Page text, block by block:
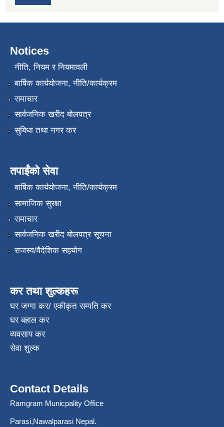
Notices
नीति, नियम र नियमावली
बार्षिक कार्ययोजना, नीति/कार्यक्रम
समाचार
सार्वजनिक खरीद बोलपत्र
सुबिधा तथा नगर कर
तपाईंको सेवा
बार्षिक कार्ययोजना, नीति/कार्यक्रम
सामाजिक सुरक्षा
समाचार
सार्वजनिक खरीद बोलपत्र सूचना
राजस्व/वैदेशिक सहयोग
कर तथा शुल्कहरू
घर जग्गा कर/ एकीकृत सम्पति कर
घर बहाल कर
व्यवसाय कर
सेवा शुल्क
Contact Details
Ramgram Municpality Office
Parasi,Nawalparasi Nepal.